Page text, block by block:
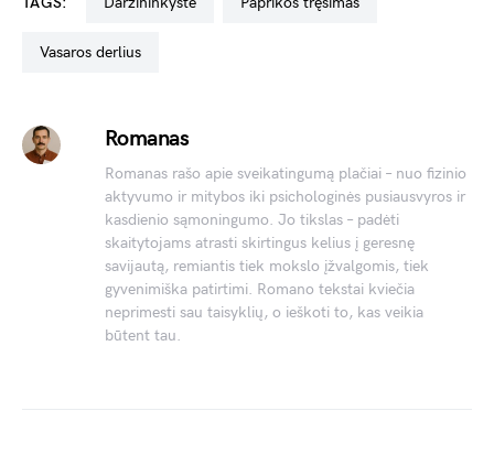
vasaros derlius
Romanas
Romanas rašo apie sveikatingumą plačiai – nuo fizinio
aktyvumo ir mitybos iki psichologinės pusiausvyros ir
kasdienio sąmoningumo. Jo tikslas – padėti
skaitytojams atrasti skirtingus kelius į geresnę
savijautą, remiantis tiek mokslo įžvalgomis, tiek
gyvenimiška patirtimi. Romano tekstai kviečia
neprimesti sau taisyklių, o ieškoti to, kas veikia
būtent tau.